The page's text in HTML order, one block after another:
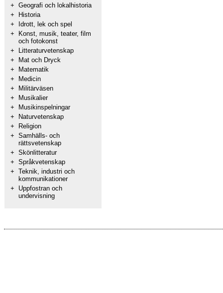
+ Geografi och lokalhistoria
+
Historia
+
Idrott, lek och spel
+
Konst, musik, teater, film
och fotokonst
+
Litteraturvetenskap
+
Mat och Dryck
+
Matematik
+
Medicin
+
Militärväsen
+
Musikalier
+
Musikinspelningar
+
Naturvetenskap
+
Religion
+ Samhälls- och
rättsvetenskap
+ Skönlitteratur
+ Språkvetenskap
+ Teknik, industri och
kommunikationer
+
Uppfostran och
undervisning